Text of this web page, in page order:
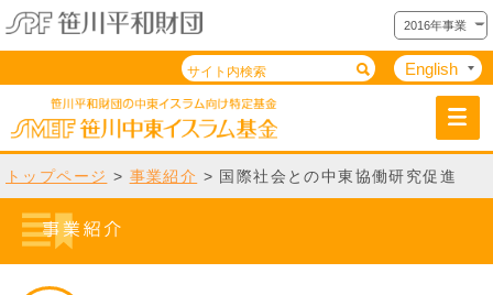
2016年事業
English
トップページ > 事業紹介 > 国際社会との中東協働研究促進